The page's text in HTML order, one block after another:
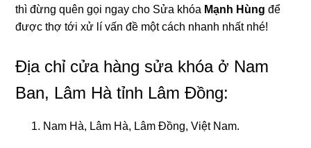
thì đừng quên gọi ngay cho Sửa khóa Mạnh Hùngđể
được thợ tới xử lí vấn đề một cách nhanh nhất nhé!
Địa chỉ cửa hàng sửa khóa ở Nam
Ban, Lâm Hà tỉnh Lâm Đồng:
Nam Hà, Lâm Hà, Lâm Đồng, Việt Nam.